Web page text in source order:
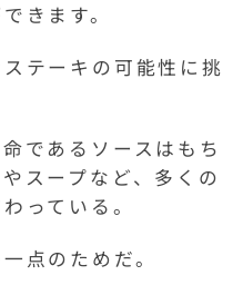
きます。
テーキの可能性に挑
であるソースはもち
スープなど、多くの
っている。
点のためだ。